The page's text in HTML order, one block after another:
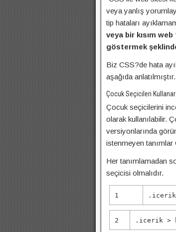
veya yanlış
tip hataları
veya bir kısım
göstermek
Biz CSS?de hata
aşağıda anlatılmıştır.
Çocuk Seçicileri
Çocuk seçicilerini
olarak kullanılabilir.
versiyonlarında
istenmeyen tanımlar
Her tanımlamadan
seçicisi olmalıdır.
1
2 .icerik >